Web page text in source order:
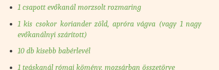
1 csapott evőkanál morzsolt rozmaring
1 kis csokor koriander zöld, apróra vágva (vagy 1 nagy
evőkanálnyi szárított)
10 db kisebb babérlevél
1 teáskanál római kömény, mozsárban összetörve